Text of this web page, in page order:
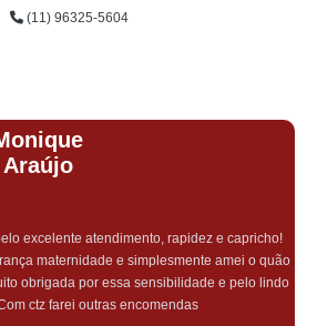
(11) 96325-5604
Araújo
excelente atendimento, rapidez e capricho!
maternidade e simplesmente amei o quão
obrigada por essa sensibilidade e pelo lindo
ctz farei outras encomendas